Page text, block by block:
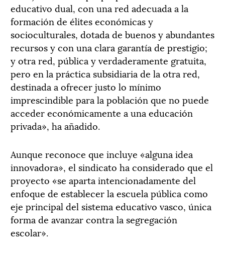
educativo dual, con una red adecuada a la
formación de élites económicas y
socioculturales, dotada de buenos y abundantes
recursos y con una clara garantía de prestigio;
y otra red, pública y verdaderamente gratuita,
pero en la práctica subsidiaria de la otra red,
destinada a ofrecer justo lo mínimo
imprescindible para la población que no puede
acceder económicamente a una educación
privada», ha añadido.
Aunque reconoce que incluye «alguna idea
innovadora», el sindicato ha considerado que el
proyecto «se aparta intencionadamente del
enfoque de establecer la escuela pública como
eje principal del sistema educativo vasco, única
forma de avanzar contra la segregación
escolar».